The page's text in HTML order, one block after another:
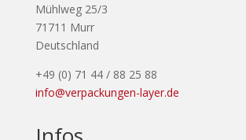
Mühlweg 25/3
71711 Murr
Deutschland
+49 (0) 71 44 / 88 25 88
info@verpackungen-layer.de